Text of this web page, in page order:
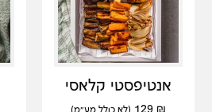
אנטיפסטי קלאסי
129 ₪